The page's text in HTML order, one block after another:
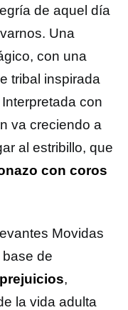
de aquel día
Una
con una
tribal inspirada
con
va creciendo a
al estribillo, que
con coros
Movidas
de
,
la vida adulta